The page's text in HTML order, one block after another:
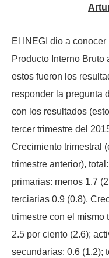
El INEGI dio a
Producto Interno Bruto
estos fueron los
responder la pregunta
con los resultados
tercer trimestre del
Crecimiento trimestral
trimestre anterior),
primarias: menos 1.7
terciarias 0.9 (0.8).
trimestre con el mismo
2.5 por ciento (2.6);
secundarias: 0.6 (1.2);